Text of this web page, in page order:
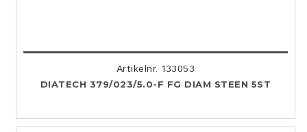
Artikelnr. 133053
DIATECH 379/023/5.0-F FG DIAM STEEN 5ST